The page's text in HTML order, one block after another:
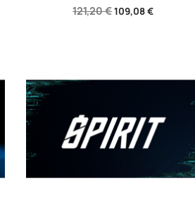
121,20 €109,08 €